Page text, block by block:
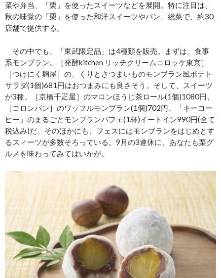
菜や弁当、「栗」を使ったスイーツなどを展開。特に注目は、
秋の味覚の「栗」を使った和洋スイーツやパン、総菜で、約30
店舗で提供する。
その中でも、「東武限定品」は4種類を販売。まずは、食事
系モンブラン。［発酵kitchen リッチクリームコロッケ東京］
［つけにく麹屋］の、くりとさつまいものモンブラン風ポテト
サラダ(1個)681円はおつまみにも良さそう。そして、スイーツ
が3種。［京橋千疋屋］のマロンほうじ茶ロール(1個)1080円、
［コロンバン］のワッフルモンブラン(1個)702円、「キーコー
ヒー」のまるごとモンブランパフェ(1杯)イートイン990円(全て
税込み)だ。そのほかにも、フェスにはモンブランをはじめとす
るスィーツが多数そろっている。9月の3連休に、あなたも栗グ
ルメを味わってみてはいかが。